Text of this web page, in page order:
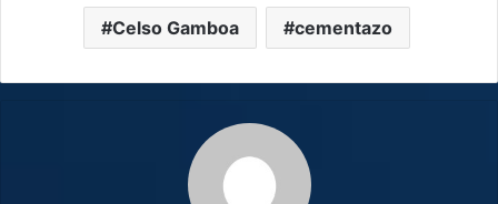
Celso Gamboa cementazo